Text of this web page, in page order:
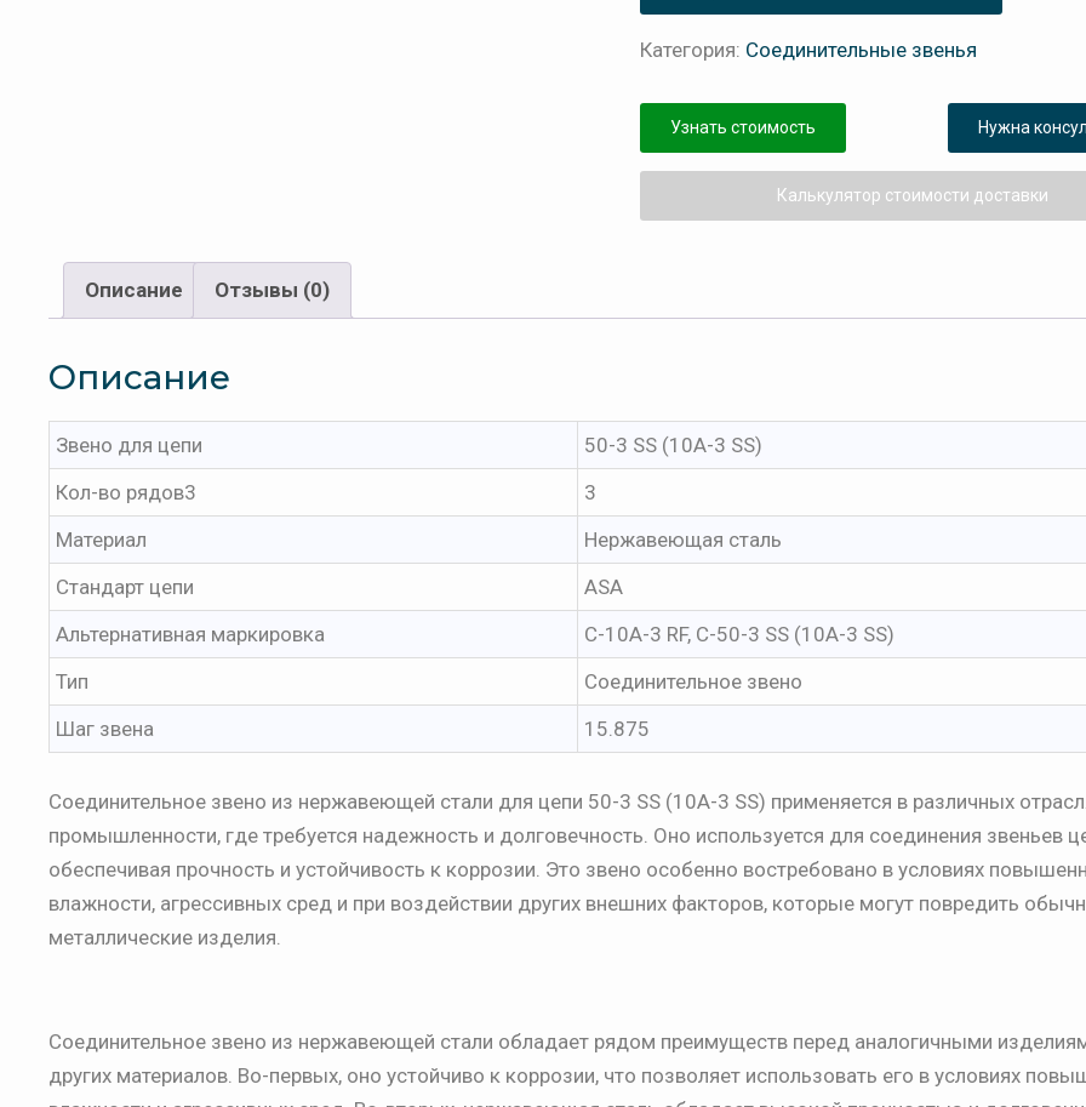
Категория: Соединительные звенья
Узнать стоимость Нужна
Калькулятор стоимости доставки
Описание Отзывы (0)
Описание
Звено для цепи
50-3 SS (10A-3 SS)
Кол-во рядов3
3
Материал
Нержавеющая сталь
Стандарт цепи
ASA
Альтернативная маркировка
С-10A-3 RF, С-50-3 SS (10A-3 SS)
Тип
Соединительное звено
Шаг звена
15.875
Соединительное звено из нержавеющей стали для цепи 50-3 SS (10A-3 SS) применяется в различных
промышленности, где требуется надежность и долговечность. Оно используется для соединения звеньев
обеспечивая прочность и устойчивость к коррозии. Это звено особенно востребовано в условиях
влажности, агрессивных сред и при воздействии других внешних факторов, которые могут повредить
металлические изделия.
Соединительное звено из нержавеющей стали обладает рядом преимуществ перед аналогичными
других материалов. Во-первых, оно устойчиво к коррозии, что позволяет использовать его в условиях